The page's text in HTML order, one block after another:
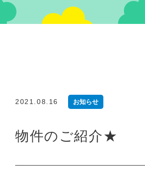
2021.08.16 お知らせ
物件のご紹介★